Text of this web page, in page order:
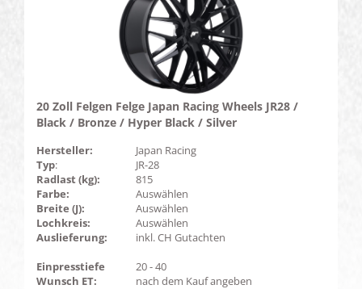
20 Zoll Felgen Felge Japan Racing Wheels JR28 /
Black / Bronze / Hyper Black / Silver
Hersteller:
Japan Racing
Typ:
JR-28
Radlast (kg):
815
Farbe:
Auswählen
Breite (J):
Auswählen
Lochkreis:
Auswählen
Auslieferung:
inkl. CH Gutachten
Einpresstiefe
Wunsch ET:
20 - 40
nach dem Kauf angeben